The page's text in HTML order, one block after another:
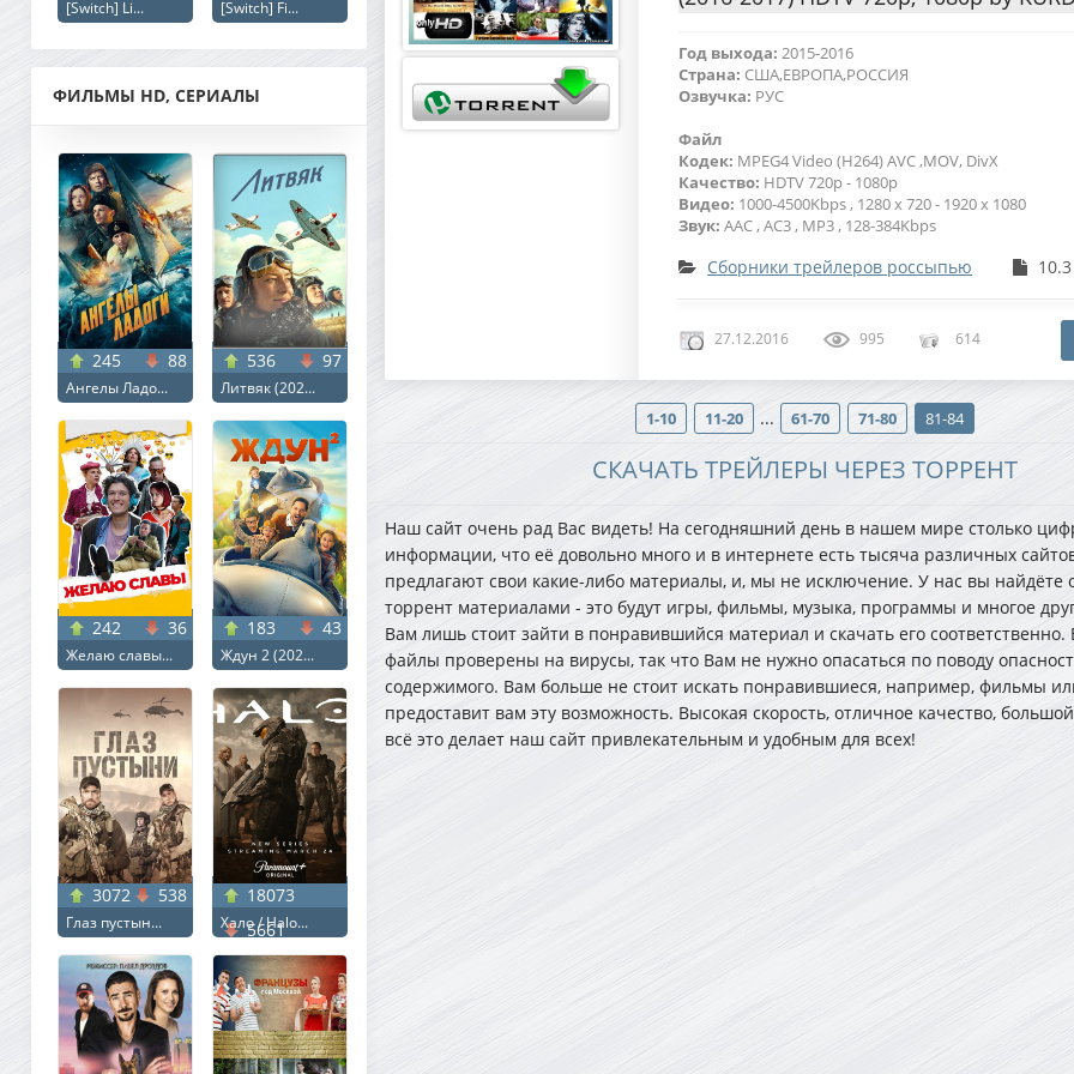
[Switch] Li... [Switch] Fi...
ФИЛЬМЫ HD, СЕРИАЛЫ
245 88
Ангелы Ладо...
536 97
Литвяк (202...
242 36
Желаю славы...
183 43
Ждун 2 (202...
3072 538
Глаз пустын...
18073
5661
Хало / Halo...
Год выхода: 2015-2016
Страна: США,ЕВРОПА,РОССИЯ
Озвучка: РУС
Файл
Кодек: MPEG4 Video (H264) AVC ,MOV, DivX
Качество: HDTV 720p - 1080p
Видео: 1000-4500Kbps , 1280 x 720 - 1920 x 1080
Звук: AAC , AC3 , MP3 , 128-384Kbps
Сборники трейлеров россыпью
27.12.2016 995 614
1-10 11-20 ... 61-70 71-80 81-84
СКАЧАТЬ ТРЕЙЛЕРЫ ЧЕРЕЗ ТОРРЕНТ
Наш сайт очень рад Вас видеть! На сегодняшний день в нашем мире столько
информации, что её довольно много и в интернете есть тысяча различных
предлагают свои какие-либо материалы, и, мы не исключение. У нас вы найдёте
торрент материалами - это будут игры, фильмы, музыка, программы и многое
Вам лишь стоит зайти в понравившийся материал и скачать его соответственно.
файлы проверены на вирусы, так что Вам не нужно опасаться по поводу
содержимого. Вам больше не стоит искать понравившиеся, например, фильмы
предоставит вам эту возможность. Высокая скорость, отличное качество,
всё это делает наш сайт привлекательным и удобным для всех!